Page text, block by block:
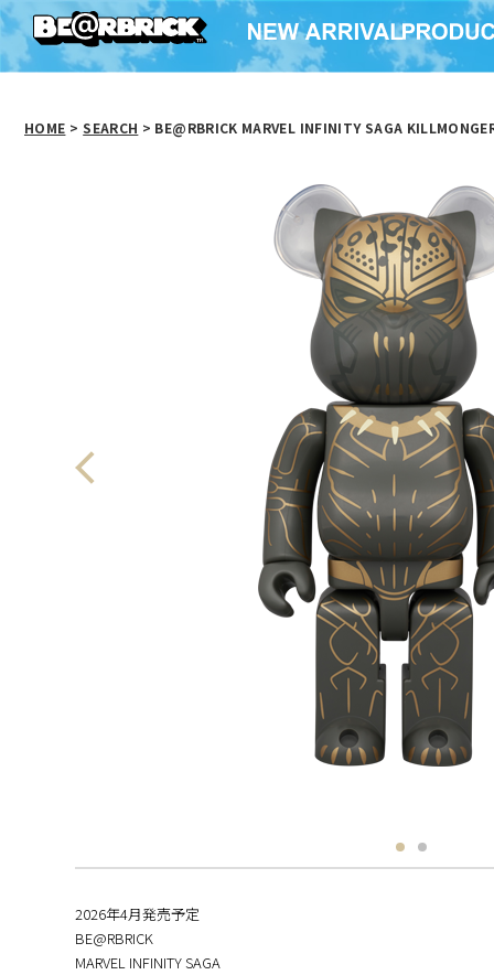
HOME > SEARCH > BE@RBRICK MARVEL INFINITY SAGA
2026年4月発売予定
BE@RBRICK
MARVEL INFINITY SAGA